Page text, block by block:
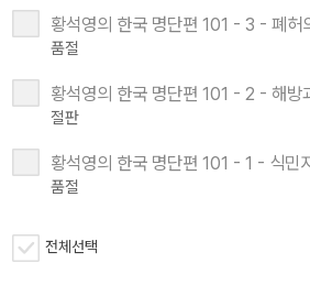
황석영의 한국 명단편 101 - 3 - 폐허
품절
황석영의 한국 명단편 101 - 2 - 해방
절판
황석영의 한국 명단편 101 - 1 - 식민
품절
전체선택